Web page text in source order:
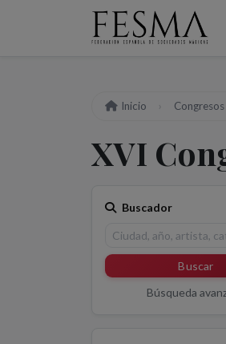
Inicio Congresos
XVI
Buscador
Buscar
Búsqueda